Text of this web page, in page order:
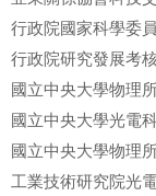
行政院國家科學委
行政院研究發展考
國立中央大學物理
國立中央大學光電
國立中央大學物理
工業技術研究院光